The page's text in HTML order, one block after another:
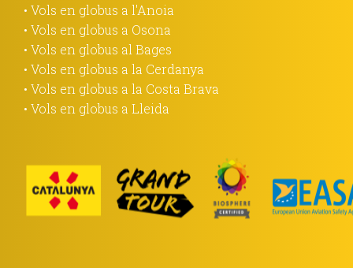
• Vols en globus a l'Anoia
• Vols en globus a Osona
• Vols en globus al Bages
• Vols en globus a la Cerdanya
• Vols en globus a la Costa Brava
• Vols en globus a Lleida